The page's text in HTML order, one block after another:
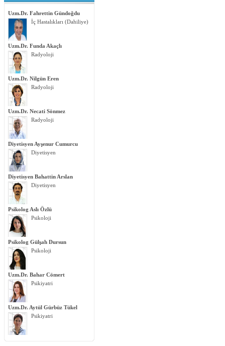
Uzm.Dr. Fahrettin Gündoğdu
İç Hastalıkları (Dahiliye)
Uzm.Dr. Funda Akaçlı
Radyoloji
Uzm.Dr. Nilgün Eren
Radyoloji
Uzm.Dr. Necati Sönmez
Radyoloji
Diyetisyen Ayşenur Cumurcu
Diyetisyen
Diyetisyen Bahattin Arslan
Diyetisyen
Psikolog Aslı Özlü
Psikoloji
Psikolog Gülşah Dursun
Psikoloji
Uzm.Dr. Bahar Cömert
Psikiyatri
Uzm.Dr. Aytül Gürbüz Tükel
Psikiyatri